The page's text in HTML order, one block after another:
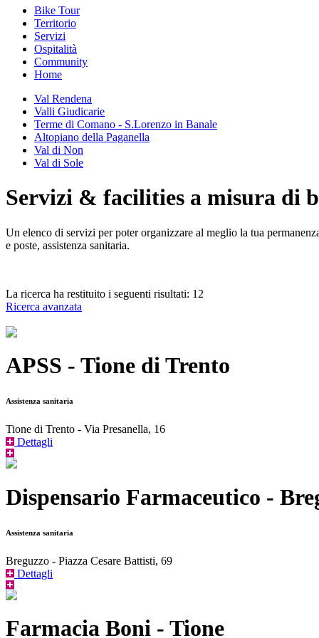
Bike Tour
Territorio
Servizi
Ospitalità
Community
Home
Val Rendena
Valli Giudicarie
Terme di Comano - S.Lorenzo in Banale
Altopiano della Paganella
Val di Non
Val di Sole
Servizi & facilities a misura di
Un elenco di servizi per poter organizzare al meglio la tua
e poste, assistenza sanitaria.
La ricerca ha restituito i seguenti risultati: 12
Ricerca avanzata
APSS - Tione di Trento
Assistenza sanitaria
Tione di Trento - Via Presanella, 16
Dettagli
Dispensario Farmaceutico -
Assistenza sanitaria
Breguzzo - Piazza Cesare Battisti, 69
Dettagli
Farmacia Boni - Tione